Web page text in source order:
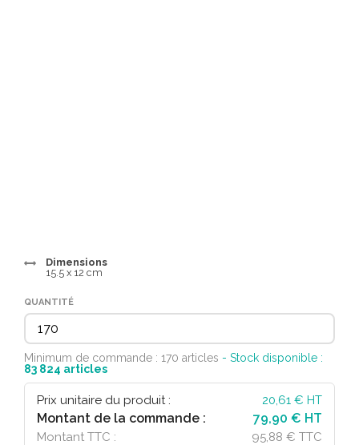
Dimensions
15.5 x 12 cm
QUANTITÉ
Minimum de commande : 170 articles - Stock disponible :
83 824 articles
Prix unitaire du produit : 20,61 € HT
Montant de la commande : 79,90 € HT
Montant TTC : 95,88 € TTC